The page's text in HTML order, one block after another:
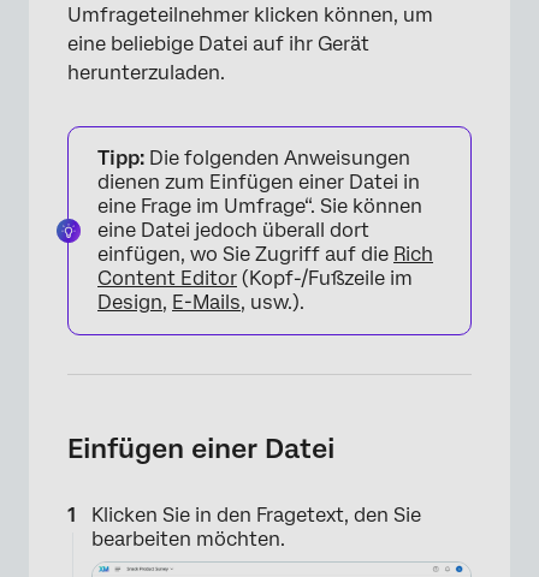
Umfrageteilnehmer klicken können, um
eine beliebige Datei auf ihr Gerät
herunterzuladen.
Tipp: Die folgenden Anweisungen
dienen zum Einfügen einer Datei in
eine Frage im Umfrage“. Sie können
eine Datei jedoch überall dort
einfügen, wo Sie Zugriff auf die Rich
Content Editor (Kopf-/Fußzeile im
Design, E-Mails, usw.).
Einfügen einer Datei
Klicken Sie in den Fragetext, den Sie
bearbeiten möchten.